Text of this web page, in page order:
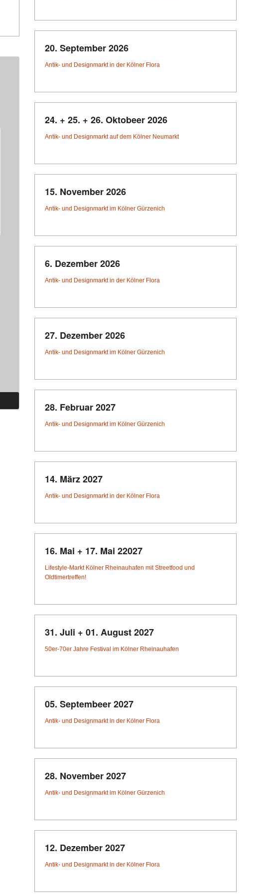
20. September 2026
Antik- und Designmarkt in der Kölner Flora
24. + 25. + 26. Oktobeer 2026
Antik- und Designmarkt auf dem Kölner Neumarkt
15. November 2026
Antik- und Designmarkt im Kölner Gürzenich
6. Dezember 2026
Antik- und Designmarkt in der Kölner Flora
27. Dezember 2026
Antik- und Designmarkt im Kölner Gürzenich
28. Februar 2027
Antik- und Designmarkt im Kölner Gürzenich
14. März 2027
Antik- und Designmarkt in der Kölner Flora
16. Mai + 17. Mai 22027
Lifestyle-Markt Kölner Rheinauhafen mit Streetfood und
Oldtimertreffen!
31. Juli + 01. August 2027
50er-70er Jahre Festival im Kölner Rheinauhafen
05. Septembeer 2027
Antik- und Designmarkt in der Kölner Flora
28. November 2027
Antik- und Designmarkt im Kölner Gürzenich
12. Dezember 2027
Antik- und Designmarkt in der Kölner Flora